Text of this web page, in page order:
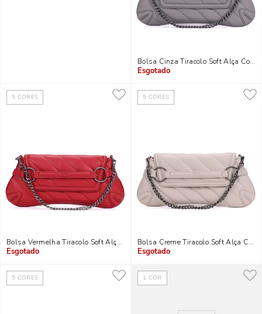
Bolsa Cinza Tiracolo Soft Alça
Indisponível
5 CORES
Bolsa Vermelha Tiracolo Soft Alça Corrente
Indisponível
5 CORES
Bolsa Creme Tiracolo Soft Alça
Indisponível
5 CORES 1 COR